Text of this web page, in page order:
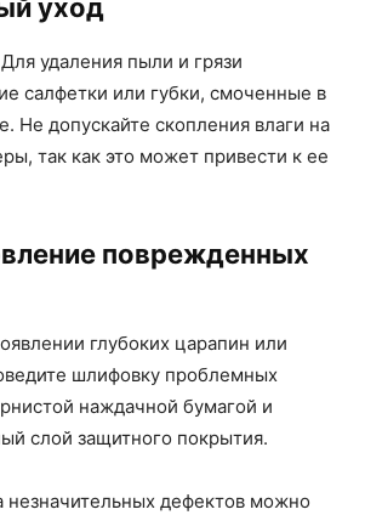
уход
Для удаления пыли и грязи
салфетки или губки, смоченные в
Не допускайте скопления влаги на
так как это может привести к ее
поврежденных
глубоких царапин или
шлифовку проблемных
наждачной бумагой и
слой защитного покрытия.
незначительных дефектов можно